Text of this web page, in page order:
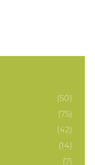
(50)
(75)
(42)
(14)
(7)